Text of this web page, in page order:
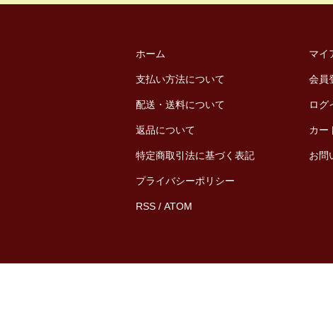
ホーム
支払い方法について
配送・送料について
返品について
特定商取引法に基づく表記
プライバシーポリシー
RSS/ ATOM
マイ
会員
ログ
カー
お問